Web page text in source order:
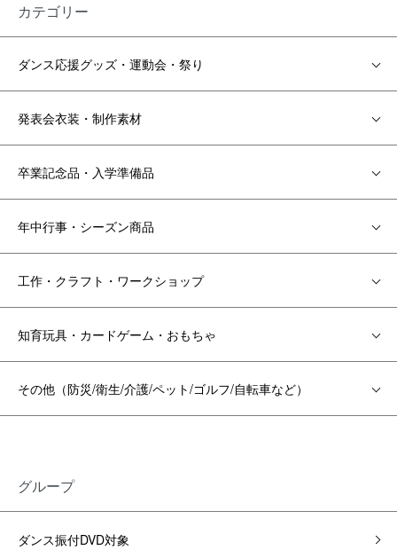
カテゴリー
ダンス応援グッズ・運動会・祭り
発表会衣装・制作素材
卒業記念品・入学準備品
年中行事・シーズン商品
工作・クラフト・ワークショップ
知育玩具・カードゲーム・おもちゃ
その他（防災/衛生/介護/ペット/ゴルフ/自転車など）
グループ
ダンス振付DVD対象